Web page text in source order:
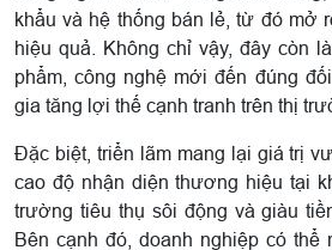
khẩu và hệ thống bán lẻ, từ đó mở
hiệu quả. Không chỉ vậy, đây còn
phẩm, công nghệ mới đến đúng
gia tăng lợi thế cạnh tranh trên thị
Đặc biệt, triển lãm mang lại giá trị
cao độ nhận diện thương hiệu tại
trường tiêu thụ sôi động và giàu
Bên cạnh đó, doanh nghiệp có